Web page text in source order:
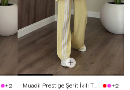
+2
Muadil Prestige Şerit İkili Takım Sarı
+2